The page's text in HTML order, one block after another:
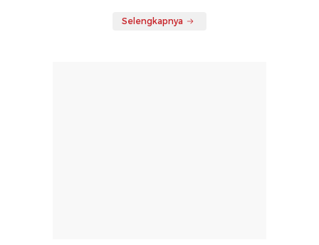
Selengkapnya